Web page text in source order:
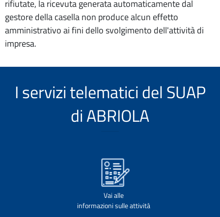
rifiutate, la ricevuta generata automaticamente dal
gestore della casella non produce alcun effetto
amministrativo ai fini dello svolgimento dell'attività di
impresa.
I servizi telematici del SUAP
di ABRIOLA
Vai alle
informazioni sulle attività